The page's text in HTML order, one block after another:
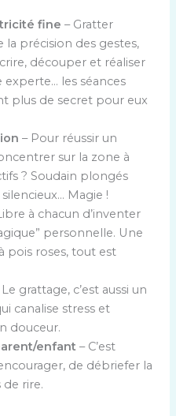
fine – Gratter
précision des gestes,
découper et réaliser
experte… les séances
plus de secret pour eux
– Pour réussir un
sur la zone à
? Soudain plongés
Magie !
à chacun d’inventer
personnelle. Une
pois roses, tout est
Le grattage, c’est aussi un
canalise stress et
douceur.
enfant – C’est
de débriefer la
de rire.